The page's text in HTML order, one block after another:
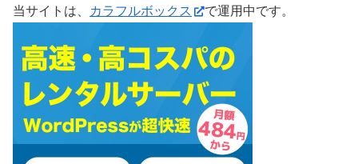
当サイトは、 カラフルボックス で運用中です。